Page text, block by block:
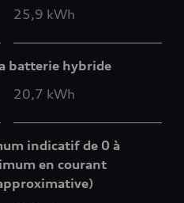
25,9 kWh
batterie hybride
20,7 kWh
indicatif de 0 à
en courant